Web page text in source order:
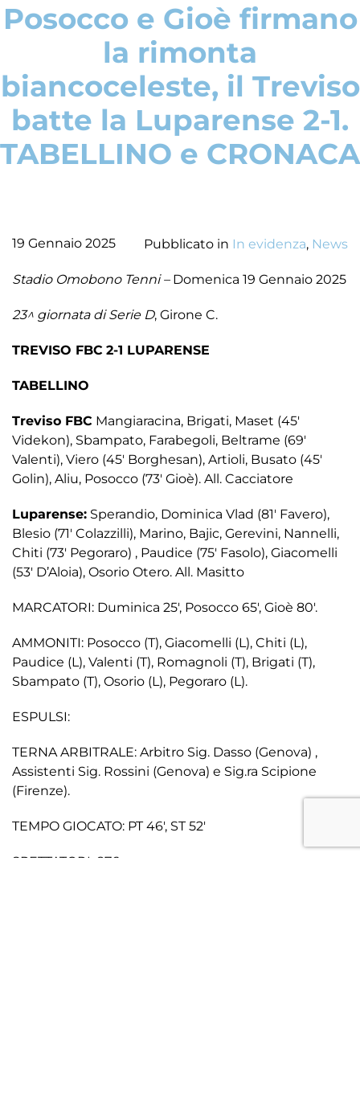
Posocco e Gioè firmano
la rimonta
biancoceleste, il Treviso
batte la Luparense 2-1.
TABELLINO e CRONACA
19 Gennaio 2025 Pubblicato in In evidenza, News
Stadio Omobono Tenni – Domenica 19 Gennaio 2025
23^ giornata di Serie D, Girone C.
TREVISO FBC 2-1 LUPARENSE
TABELLINO
Treviso FBC Mangiaracina, Brigati, Maset (45′
Videkon), Sbampato, Farabegoli, Beltrame (69′
Valenti), Viero (45′ Borghesan), Artioli, Busato (45′
Golin), Aliu, Posocco (73′ Gioè). All. Cacciatore
Luparense: Sperandio, Dominica Vlad (81′ Favero),
Blesio (71′ Colazzilli), Marino, Bajic, Gerevini, Nannelli,
Chiti (73′ Pegoraro) , Paudice (75′ Fasolo), Giacomelli
(53′ D’Aloia), Osorio Otero. All. Masitto
MARCATORI: Duminica 25′, Posocco 65′, Gioè 80′.
AMMONITI: Posocco (T), Giacomelli (L), Chiti (L),
Paudice (L), Valenti (T), Romagnoli (T), Brigati (T),
Sbampato (T), Osorio (L), Pegoraro (L).
ESPULSI:
TERNA ARBITRALE: Arbitro Sig. Dasso (Genova) ,
Assistenti Sig. Rossini (Genova) e Sig.ra Scipione
(Firenze).
TEMPO GIOCATO: PT 46′, ST 52′
SPETTATORI: 876